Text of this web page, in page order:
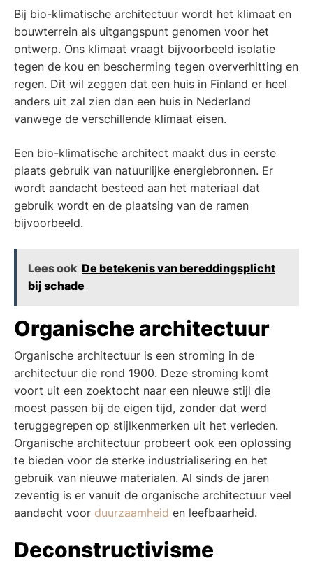
Bij bio-klimatische architectuur wordt het klimaat en
bouwterrein als uitgangspunt genomen voor het
ontwerp. Ons klimaat vraagt bijvoorbeeld isolatie
tegen de kou en bescherming tegen oververhitting en
regen. Dit wil zeggen dat een huis in Finland er heel
anders uit zal zien dan een huis in Nederland
vanwege de verschillende klimaat eisen.
Een bio-klimatische architect maakt dus in eerste
plaats gebruik van natuurlijke energiebronnen. Er
wordt aandacht besteed aan het materiaal dat
gebruik wordt en de plaatsing van de ramen
bijvoorbeeld.
Lees ook De betekenis van bereddingsplicht
bij schade
Organische architectuur
Organische architectuur is een stroming in de
architectuur die rond 1900. Deze stroming komt
voort uit een zoektocht naar een nieuwe stijl die
moest passen bij de eigen tijd, zonder dat werd
teruggegrepen op stijlkenmerken uit het verleden.
Organische architectuur probeert ook een oplossing
te bieden voor de sterke industrialisering en het
gebruik van nieuwe materialen. Al sinds de jaren
zeventig is er vanuit de organische architectuur veel
aandacht voor duurzaamheid en leefbaarheid.
Deconstructivisme